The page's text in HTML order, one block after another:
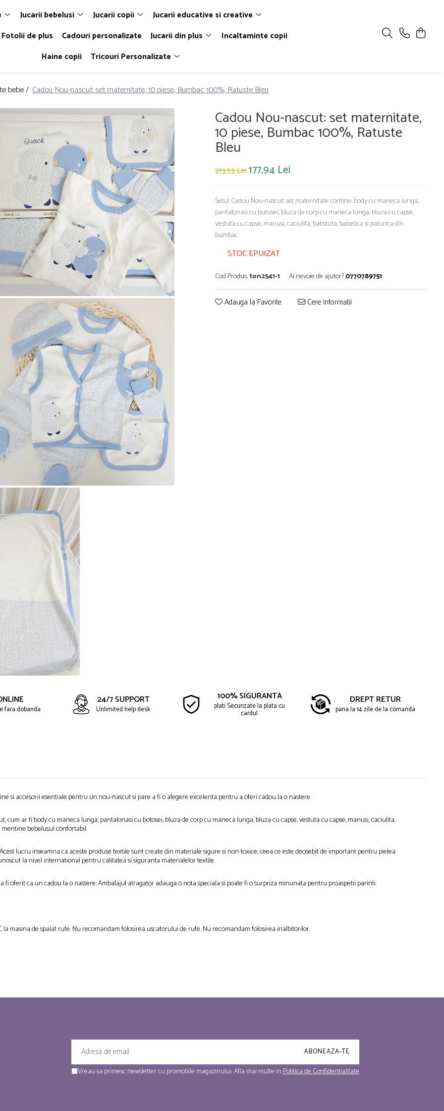
Jucarii bebelusi Jucarii copii
Jucarii educative si creative
Fotolii de plus Cadouri personalizate Jucarii din plus
Incaltaminte copii
Haine copii
Tricouri Personalizate
bebe / Cadou Nou-nascut: set maternitate, 10 piese, Bumbac 100%, Ratuste Bleu
Cadou Nou-nascut: set maternitate,
10 piese, Bumbac 100%, Ratuste
Bleu
213,53 Lei177,94 Lei
Setul Cadou Nou-nascut: set maternitate contine: body cu maneca lunga,
pantalonasi cu butusei, bluza de corp cu maneca lunga, bluza cu capse,
vestuta cu capse, manusi, caciulita, batistuta, babetica si paturica din
bumbac.
STOC EPUIZAT
Cod Produs:ton2541-1 Ai nevoie de ajutor?0770789751
Adauga la Favorite Cere informatii
fara dobanda
24/7 SUPPORT
Unlimited help desk.
100% SIGURANTA
plati Securizate la plata cu
cardul
DREPT RETUR
pana la 14 zile de la comanda
si accesorii esentiale pentru un nou-nascut si pare a fi o alegere excelenta pentru a oferi cadou la o nastere.
ar fi body cu maneca lunga, pantalonasi cu botosei, bluza de corp cu maneca lunga, bluza cu capse, vestuta cu capse, manusi, caciulita,
bebelusul confortabil.
lucru inseamna ca aceste produse textile sunt create din materiale sigure si non-toxice, ceea ce este deosebit de important pentru pielea
la nivel international pentru calitatea si siguranta materialelor textile.
oferit ca un cadou la o nastere. Ambalajul atragator adauga o nota speciala si poate fi o surpriza minunata pentru proaspetii parinti.
la masina de spalat rufe. Nu recomandam folosirea uscatorului de rufe. Nu recomandam folosirea inalbitorilor.
Vreau sa primesc newsletter cu promotiile magazinului. Afla mai multe inPolitica de Confidentialitate